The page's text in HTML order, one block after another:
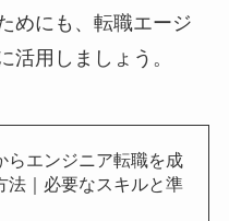
めにも、転職エージ
活用しましょう。
らエンジニア転職を成
法｜必要なスキルと準